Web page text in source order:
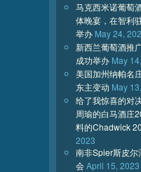
马克西米诺葡萄
体晚宴，在智利
举办 May 24,
新西兰葡萄酒推
成功举办 May
美国加州纳帕名
东主变动 May
给了我惊喜的对
周瑜的白马酒庄
料的Chadwick
2023
南非Spier斯皮尔
会April 15, 2023